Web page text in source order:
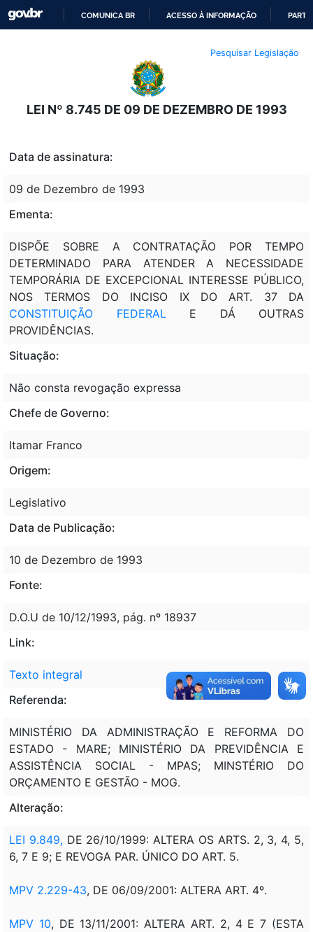
O
CONTEÚDO
COMUNICA BR ACESSO À INFORMAÇÃO
Pesquisar Legislação
LEI Nº 8.745 DE 09 DE DEZEMBRO DE 1993
Data de assinatura:
09 de Dezembro de 1993
Ementa:
DISPÕE SOBRE A CONTRATAÇÃO POR TEMPO
DETERMINADO PARA ATENDER A NECESSIDADE
TEMPORÁRIA DE EXCEPCIONAL INTERESSE PÚBLICO,
NOS TERMOS DO INCISO IX DO ART. 37 DA
CONSTITUIÇÃO FEDERAL E DÁ OUTRAS
PROVIDÊNCIAS.
Situação:
Não consta revogação expressa
Chefe de Governo:
Itamar Franco
Origem:
Legislativo
Data de Publicação:
10 de Dezembro de 1993
Fonte:
D.O.U de 10/12/1993, pág. nº 18937
Link:
Texto integral
Referenda:
MINISTÉRIO DA ADMINISTRAÇÃO E REFORMA DO
ESTADO - MARE; MINISTÉRIO DA PREVIDÊNCIA E
ASSISTÊNCIA SOCIAL - MPAS; MINSTÉRIO DO
ORÇAMENTO E GESTÃO - MOG.
Alteração:
LEI 9.849,DE 26/10/1999: ALTERA OS ARTS. 2, 3, 4, 5,
6, 7 E 9; E REVOGA PAR. ÚNICO DO ART. 5.
MPV 2.229-43, DE 06/09/2001: ALTERA ART. 4º.
MPV 10, DE 13/11/2001: ALTERA ART. 2, 4 E 7 (ESTA